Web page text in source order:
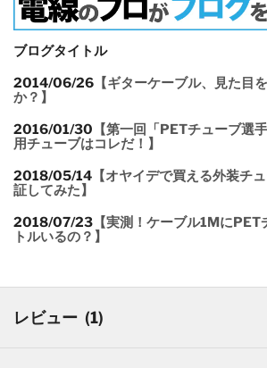
ブログタイトル
2014/06/26 【ギターケーブル、見た目
か？】
2016/01/30 【第一回「PETチューブ選
用チューブはコレだ！】
2018/05/14 【オヤイデで買える外装チ
証してみた】
2018/07/23 【実測！ケーブル1Mに
トルいるの？】
レビュー 1